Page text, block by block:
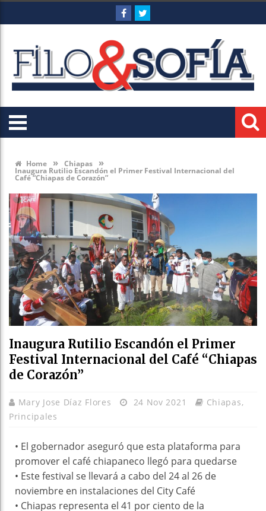
Home » Chiapas »
Inaugura Rutilio Escandón el Primer Festival Internacional del
Café “Chiapas de Corazón”
Inaugura Rutilio Escandón el Primer
Festival Internacional del Café “Chiapas
de Corazón”
Mary Jose Díaz Flores 24 Nov 2021 Chiapas,
Principales
• El gobernador aseguró que esta plataforma para
promover el café chiapaneco llegó para quedarse
• Este festival se llevará a cabo del 24 al 26 de
noviembre en instalaciones del City Café
• Chiapas representa el 41 por ciento de la